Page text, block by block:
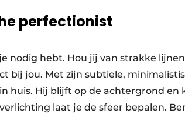
perfectionist
nodig hebt. Hou jij van strakke
bij jou. Met zijn subtiele,
huis. Hij blijft op de achtergrond en
laat je de sfeer bepalen.